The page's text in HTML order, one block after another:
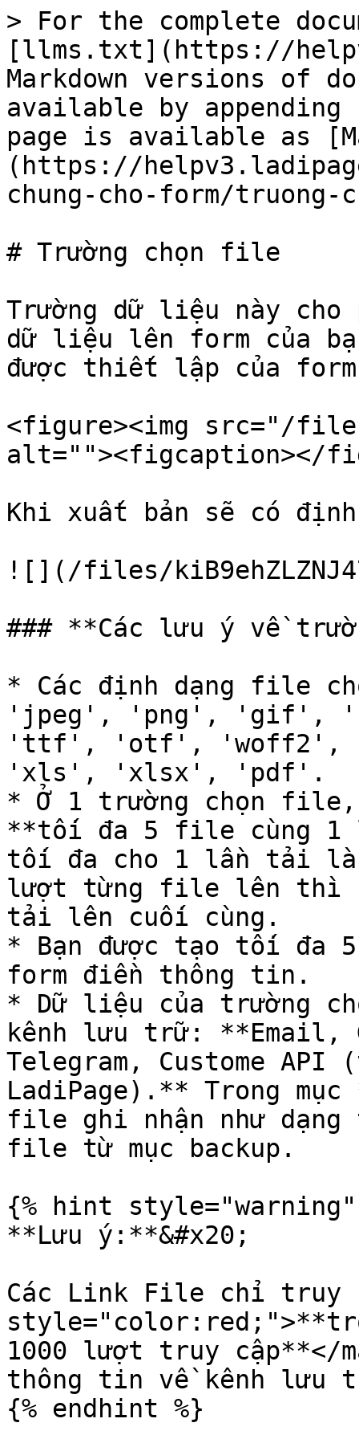
> For the complete
[llms.txt](https://
Markdown versions of
available by
page is available as
(https://
chung-cho-form/
# Trường chọn file
Trường dữ liệu này
dữ liệu lên form của
được thiết lập của
<figure><img src="/files/
alt=""><figcaption></
Khi xuất bản sẽ có
![](/files/
### **Các lưu ý về
* Các định dạng file
'jpeg', 'png', 'gif',
'ttf', 'otf', 'woff2',
'xls', 'xlsx', 'pdf'.
* Ở 1 trường chọn
**tối đa 5 file cùng 1
tối đa cho 1 lần tải
lượt từng file lên thì
tải lên cuối cùng.
* Bạn được tạo tối đa
form điền thông tin.
* Dữ liệu của trường
kênh lưu trữ: **Email,
Telegram, Custome
LadiPage).** Trong
file ghi nhận như dạng
file từ mục backup.
{% hint style="warning"
**Lưu ý:**&#x20;
Các Link File chỉ truy
1000 lượt truy cập**</
thông tin về kênh lưu